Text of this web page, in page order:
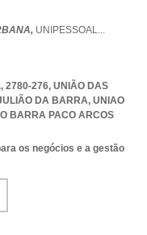
UNIPESSOAL...
2780-276, UNIÃO DAS
DA BARRA, UNIAO
BARRA PACO ARCOS
os negócios e a gestão